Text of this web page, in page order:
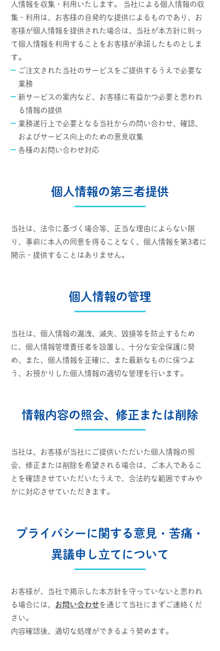
人情報を収集・利用いたします。 当社による個人情報の収
集・利用は、お客様の自発的な提供によるものであり、お
客様が個人情報を提供された場合は、当社が本方針に則っ
て個人情報を利用することをお客様が承諾したものとしま
す。
ご注文された当社のサービスをご提供するうえで必要な
業務
新サービスの案内など、お客様に有益かつ必要と思われ
る情報の提供
業務遂行上で必要となる当社からの問い合わせ、確認、
およびサービス向上のための意見収集
各種のお問い合わせ対応
個人情報の第三者提供
当社は、法令に基づく場合等、正当な理由によらない限
り、事前に本人の同意を得ることなく、個人情報を第3者に
開示・提供することはありません。
個人情報の管理
当社は、個人情報の漏洩、滅失、毀損等を防止するため
に、個人情報管理責任者を設置し、十分な安全保護に努
め、また、個人情報を正確に、また最新なものに保つよ
う、お預かりした個人情報の適切な管理を行います。
情報内容の照会、修正または削除
当社は、お客様が当社にご提供いただいた個人情報の照
会、修正または削除を希望される場合は、ご本人であるこ
とを確認させていただいたうえで、合法的な範囲ですみや
かに対応させていただきます。
プライバシーに関する意見・苦痛・
異議申し立てについて
お客様が、当社で掲示した本方針を守っていないと思われ
る場合には、 お問い合わせを通じて当社にまずご連絡くだ
さい。
内容確認後、適切な処理ができるよう努めます。